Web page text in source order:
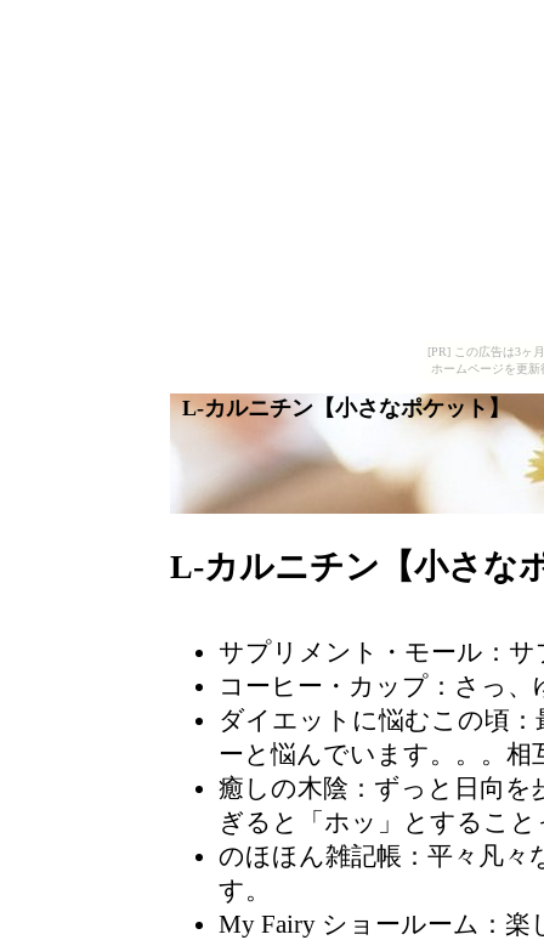
[PR] この広告は3ヶ
ホームページを更
L-カルニチン【小さなポケット】
L-カルニチン【小さな
サプリメント・モール：
コーヒー・カップ ：さっ
ダイエットに悩むこの頃
ーと悩んでいます。。。相
癒しの木陰 ：ずっと日向
ぎると「ホッ」とするこ
のほほん雑記帳 ：平々凡
す。
My Fairy ショールーム ：